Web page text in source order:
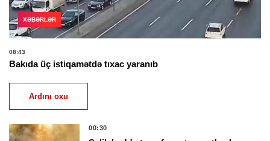
XƏBƏRLƏR
08:43
Bakıda üç istiqamətdə tıxac yaranıb
Ardını oxu
00:30